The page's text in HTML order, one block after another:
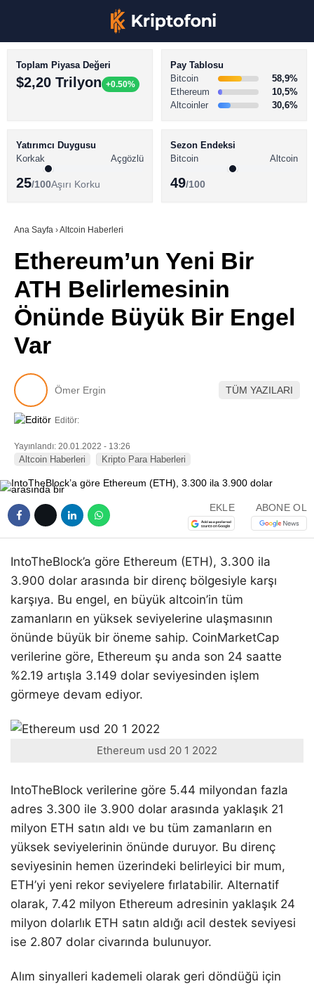
Youtube
TikTok
BİTCOİN HABERLERİ
ALTCOİN HABERLERİ
SÖZLÜK
Toplam Piyasa Değeri
$2,20 Trilyon +0.50%
Pay Tablosu
Bitcoin
58,9%
Ethereum
10,5%
Altcoinler
30,6%
Yatırımcı Duygusu
Korkak
Açgözlü
25/100Aşırı Korku
Sezon Endeksi
Bitcoin
Altcoin
49/100
Ana Sayfa ›Altcoin Haberleri
Ethereum’un Yeni Bir
ATH Belirlemesinin
Önünde Büyük Bir Engel
Var
Ömer Ergin TÜM YAZILARI
Editör:
Yayınlandı: 20.01.2022 - 13:26
Altcoin Haberleri Kripto Para Haberleri
EKLE ABONE OL
IntoTheBlock’a göre Ethereum (ETH), 3.300 ila
3.900 dolar arasında bir direnç bölgesiyle karşı
karşıya. Bu engel, en büyük altcoin’in tüm
zamanların en yüksek seviyelerine ulaşmasının
önünde büyük bir öneme sahip. CoinMarketCap
verilerine göre, Ethereum şu anda son 24 saatte
%2.19 artışla 3.149 dolar seviyesinden işlem
görmeye devam ediyor.
Ethereum usd 20 1 2022
IntoTheBlock verilerine göre 5.44 milyondan fazla
adres 3.300 ile 3.900 dolar arasında yaklaşık 21
milyon ETH satın aldı ve bu tüm zamanların en
yüksek seviyelerinin önünde duruyor. Bu direnç
seviyesinin hemen üzerindeki belirleyici bir mum,
ETH’yi yeni rekor seviyelere fırlatabilir. Alternatif
olarak, 7.42 milyon Ethereum adresinin yaklaşık 24
milyon dolarlık ETH satın aldığı acil destek seviyesi
ise 2.807 dolar civarında bulunuyor.
Alım sinyalleri kademeli olarak geri döndüğü için